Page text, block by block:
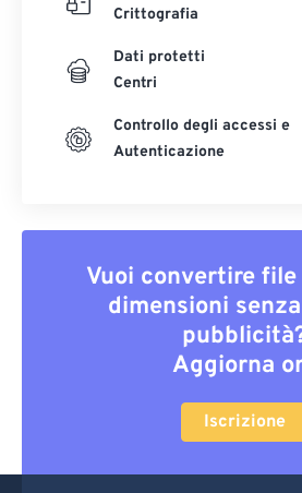
Crittografia
Dati protetti
Centri
Controllo degli accessi e
Autenticazione
Vuoi convertire
dimensioni
Aggiorna
Iscrizione